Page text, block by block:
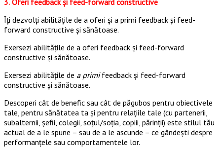
3. Oferi feedback şi feed-forward constructive
Îți dezvolţi abilităţile de a oferi şi a primi feedback şi feed-
forward constructive și sănătoase.
Exersezi abilităţile de a oferi feedback şi feed-forward
constructive și sănătoase.
Exersezi abilităţile de a primifeedback şi feed-forward
constructive și sănătoase.
Descoperi cât de benefic sau cât de păgubos pentru obiectivele
tale, pentru sănătatea ta şi pentru relaţiile tale (cu partenerii,
subalternii, şefii, colegii, soțul/soția, copiii, părinții) este stilul tău
actual de a le spune – sau de a le ascunde – ce gândești despre
performanţele sau comportamentele lor.